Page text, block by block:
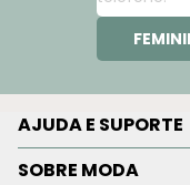
AJUDA E SUPORTE
SOBRE MODA